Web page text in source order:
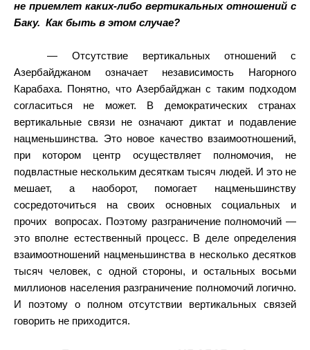
не приемлет каких-либо вертикальных отношений с
Баку. Как быть в этом случае?
— Отсутствие вертикальных отношений с
Азербайджаном означает независимость Нагорного
Карабаха. Понятно, что Азербайджан с таким подходом
согласиться не может. В демократических странах
вертикальные связи не означают диктат и подавление
нацменьшинства. Это новое качество взаимоотношений,
при котором центр осуществляет полномочия, не
подвластные нескольким десяткам тысяч людей. И это не
мешает, а наоборот, помогает нацменьшинству
сосредоточиться на своих основных социальных и
прочих
вопросах. Поэтому разграничение полномочий —
это вполне естественный процесс. В деле определения
взаимоотношений нацменьшинства в несколько десятков
тысяч человек, с одной стороны, и остальных восьми
миллионов населения разграничение полномочий логично.
И поэтому о полном отсутствии вертикальных связей
говорить не приходится.